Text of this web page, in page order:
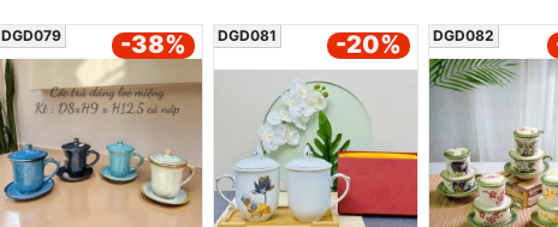
DGD079 -38% DGD081 -20% DGD082